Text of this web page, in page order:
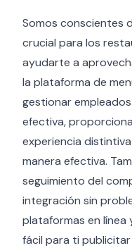
Somos conscientes
crucial para los
ayudarte a
la plataforma de
gestionar
efectiva,
experiencia
manera efectiva.
seguimiento del
integración sin
plataformas en línea
fácil para ti